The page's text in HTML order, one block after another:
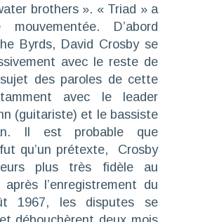
brothers ». « Triad » a
D’abord
Byrds, David Crosby se
avec le reste de
des paroles de cette
avec le leader
(guitariste) et le bassiste
Il est probable que
qu’un prétexte, Crosby
plus très fidèle au
l’enregistrement du
1967, les disputes se